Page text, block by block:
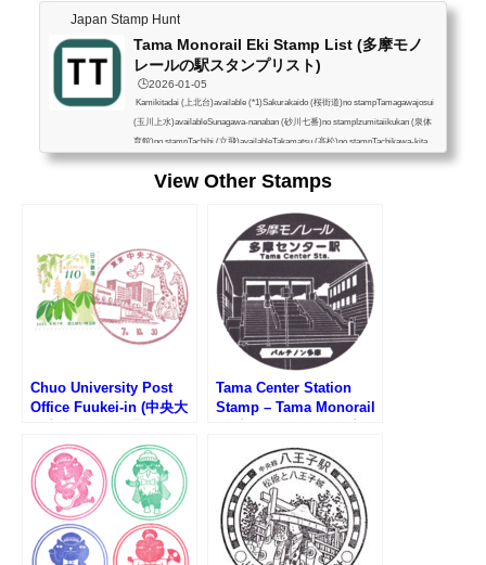
Japan Stamp Hunt
Tama Monorail Eki Stamp List (多摩モノ
レールの駅スタンプリスト)
🕒️2026-01-05
Kamikitadai (上北台)available (*1)Sakurakaido (桜街道)no stampTamagawajosui
(玉川上水)availableSunagawa-nanaban (砂川七番)no stampIzumitaiikukan (泉体
育館)no stampTachihi (立飛)availableTakamatsu (高松)no stampTachikawa-kita
(立川北)availableTachikawa-minami (立川南)availableShibasaki-taiikukan (柴崎
体育館)no stampKoshukaido (甲州街道)no stampManganji (万願寺)no stampTaka
摩動物公園)available (*1)Chuodaigaku meisei...
View Other Stamps
Chuo University Post
Office Fuukei-in (中央大
Tama Center Station
Stamp – Tama Monorail
ンター駅のスタンプ)